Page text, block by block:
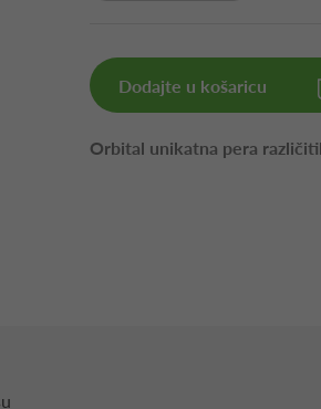
Dodajte u košaricu
Orbital unikatna pera